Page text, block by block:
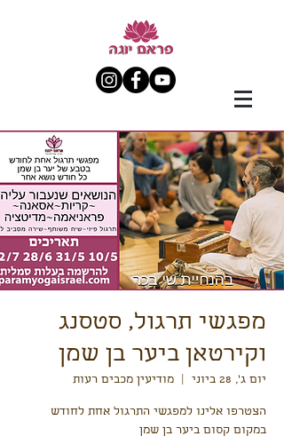
מפגשי תרגול, סטסנג
וקירטאן ביער בן שמן
יום ג׳, 28 ביוני מודיעין מכבים רעות
הצטרפו אלינו למפגשי התרגול אחת לחודש